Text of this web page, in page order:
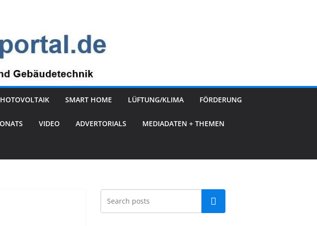
SMART HOME LÜFTUNG/KLIMA FÖRDERUNG
VIDEO ADVERTORIALS MEDIADATEN + THEMEN